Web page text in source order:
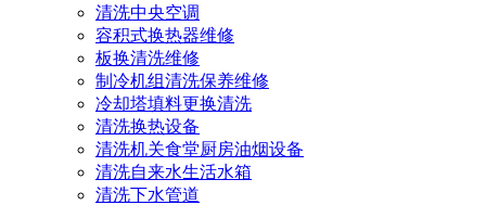
清洗中央空调
容积式换热器维修
板换清洗维修
制冷机组清洗保养维修
冷却塔填料更换清洗
清洗换热设备
清洗机关食堂厨房油烟设备
清洗自来水生活水箱
清洗下水管道